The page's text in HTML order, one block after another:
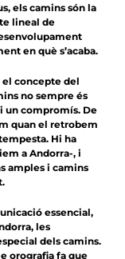
els camins són la
lineal de
en què s’acaba.
el concepte del
no sempre és
un compromís. De
quan el retrobem
Hi ha
a Andorra-, i
amples i camins
essencial,
les
dels camins.
orografia fa que